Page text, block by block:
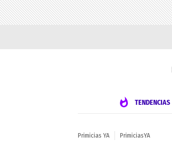
TENDENCIAS
Primicias YA PrimiciasYA